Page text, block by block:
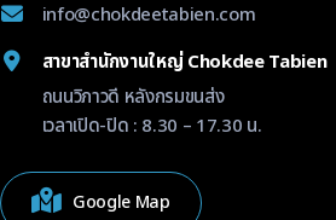
info@chokdeetabien.com
สาขาสำนักงานใหญ่ Chokdee Tabien
ถนนวิภาวดี หลังกรมขนส่ง
เวลาเปิด-ปิด : 8.30 – 17.30 น.
Google Map